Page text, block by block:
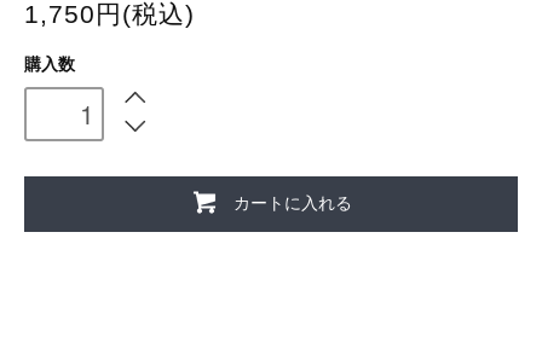
1,750円(税込)
購入数
カートに入れる